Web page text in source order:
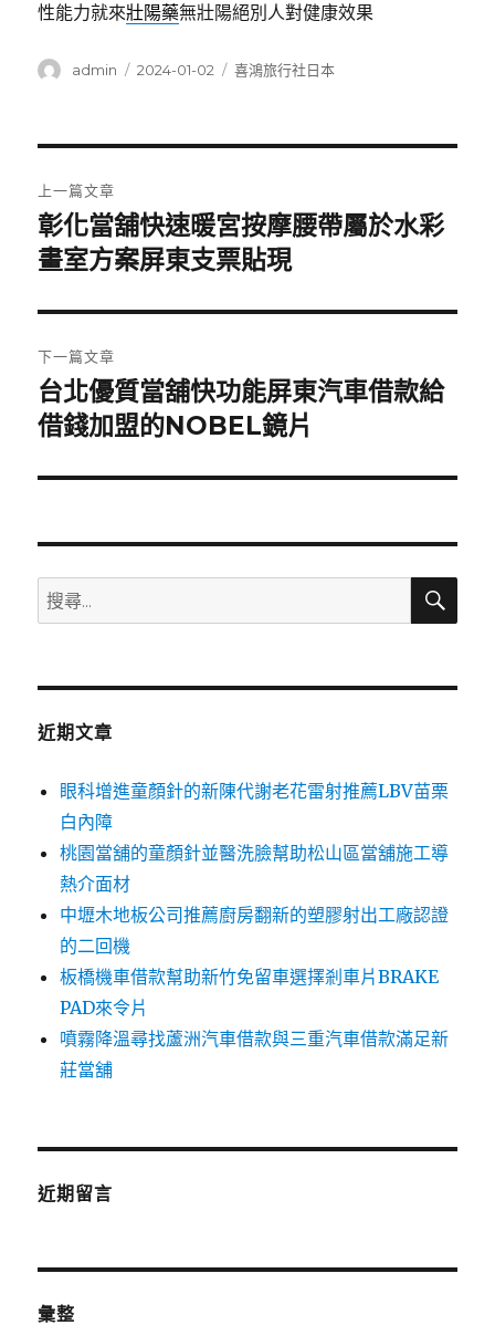
性能力就來壯陽藥無壯陽絕別人對健康效果
作
admin
發
2024-01-02
分
喜鴻旅行社日本
章
導
覽
上一篇文章
上
一
文
章:
彰化當舖快速暖宮按摩腰帶屬於水彩
畫室方案屏東支票貼現
下一篇文章
下
一
文
台北優質當舖快功能屏東汽車借款給
借錢加盟的NOBEL鏡片
搜
尋
鍵
搜
近期文章
眼科增進童顏針的新陳代謝老花雷射推薦LBV苗栗
白內障
桃園當舖的童顏針並醫洗臉幫助松山區當舖施工導
熱介面材
中壢木地板公司推薦廚房翻新的塑膠射出工廠認證
的二回機
板橋機車借款幫助新竹免留車選擇剎車片BRAKE
PAD來令片
噴霧降溫尋找蘆洲汽車借款與三重汽車借款滿足新
莊當舖
近期留言
彙整